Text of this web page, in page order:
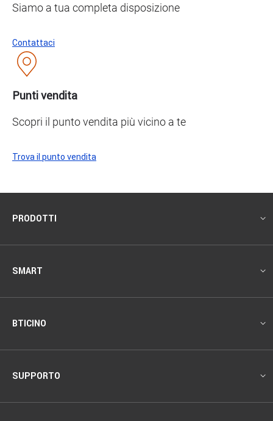
Siamo a tua completa disposizione
Contattaci
Punti vendita
Scopri il punto vendita più vicino a te
Trova il punto vendita
Footer
PRODOTTI
SMART
BTICINO
SUPPORTO